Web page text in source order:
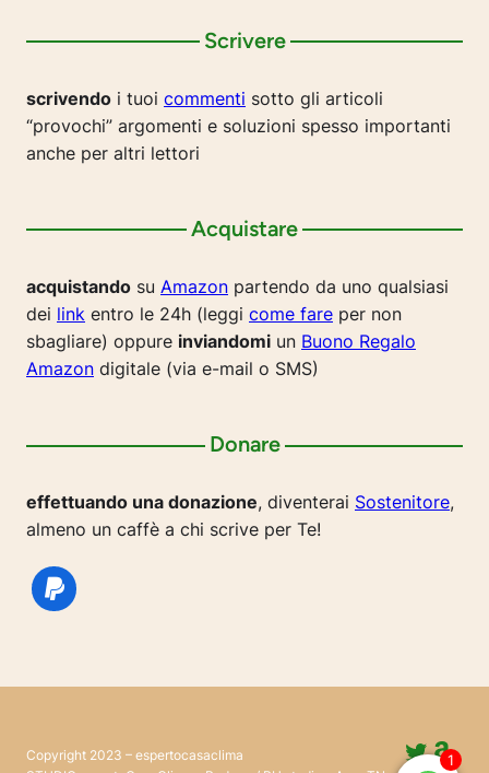
Scrivere
scrivendo i tuoi commenti sotto gli articoli
“provochi” argomenti e soluzioni spesso importanti
anche per altri lettori
Acquistare
acquistando su Amazon partendo da uno qualsiasi
dei link entro le 24h (leggi come fare per non
sbagliare) oppure inviandomi un Buono Regalo
Amazon digitale (via e-mail o SMS)
Donare
effettuando una donazione, diventerai Sostenitore,
almeno un caffè a chi scrive per Te!
Copyright 2023 – espertocasaclima
1